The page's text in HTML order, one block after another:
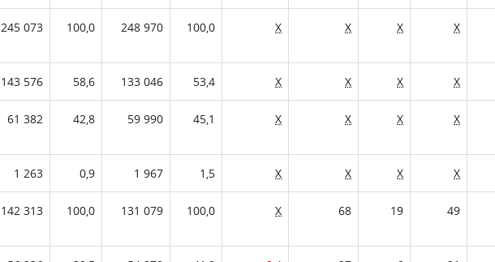
245 073 100,0 248 970 100,0 X X X X
143 576 58,6 133 046 53,4 X X X X
61 382 42,8 59 990 45,1 X X X X
1 263 0,9 1 967 1,5 X X X X
142 313 100,0 131 079 100,0 X 68 19 49